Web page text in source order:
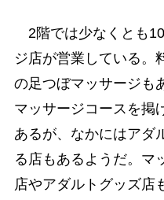
2階では少なくとも
ジ店が営業している。
の足つぼマッサージも
マッサージコースを掲
あるが、なかにはアダ
る店もあるようだ。マ
店やアダルトグッズ店